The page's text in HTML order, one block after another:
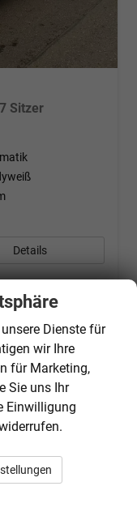
Sitzer
Details
Dienste für
wir Ihre
für Marketing,
Sie uns Ihr
Einwilligung